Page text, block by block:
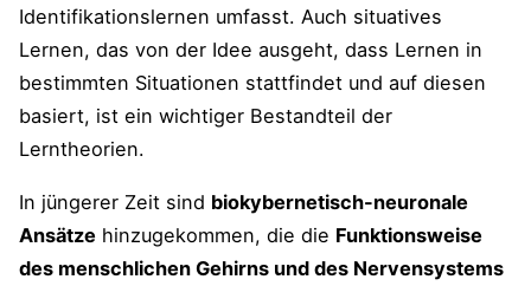
In entspannter Atmosphäre lernen
Ein Nickerchen nach dem Lernen
Die Brücken der Esel
Reihenfolgen merken und das
Identifikationslernen umfasst. Auch situatives
Lernen, das von der Idee ausgeht, dass Lernen in
bestimmten Situationen stattfindet und auf diesen
basiert, ist ein wichtiger Bestandteil der
Lerntheorien.
In jüngerer Zeit sind biokybernetisch-neuronale
Ansätze hinzugekommen, die die Funktionsweise
des menschlichen Gehirns und des Nervensystems